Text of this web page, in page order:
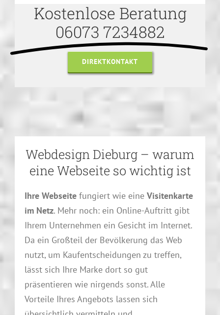
Kostenlose Beratung
06073 7234882
DIREKTKONTAKT
Webdesign Dieburg – warum
eine Webseite so wichtig ist
Ihre Webseitefungiert wie eine Visitenkarte
im Netz. Mehr noch: ein Online-Auftritt gibt
Ihrem Unternehmen ein Gesicht im Internet.
Da ein Großteil der Bevölkerung das Web
nutzt, um Kaufentscheidungen zu treffen,
lässt sich Ihre Marke dort so gut
präsentieren wie nirgends sonst. Alle
Vorteile Ihres Angebots lassen sich